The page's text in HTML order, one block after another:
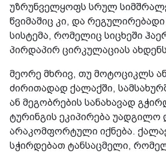
უზრუნველყოფს სრულ
წვიმაშიც კი, და
სისტემა, რომელიც სიცხეში
პირდაპირ ცირკულაციას
მეორე მხრივ, თუ მოტოციკლს ან
ძირითადად ქალაქში,
ან მეგობრების სანახავად
ტურინგის ეკიპირება უადგილო
არაკომფორტული იქნება.
სჭირდებათ ტანსაცმელი,